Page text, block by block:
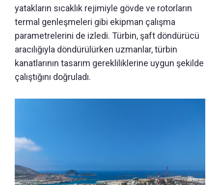
yatakların sıcaklık rejimiyle gövde ve rotorların
termal genleşmeleri gibi ekipman çalışma
parametrelerini de izledi. Türbin, şaft döndürücü
aracılığıyla döndürülürken uzmanlar, türbin
kanatlarının tasarım gerekliliklerine uygun şekilde
çalıştığını doğruladı.